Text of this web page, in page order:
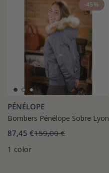
-45%
PÉNÉLOPE
Bombers Pénélope Sobre Lyon
87,45 €159,00 €
1 color